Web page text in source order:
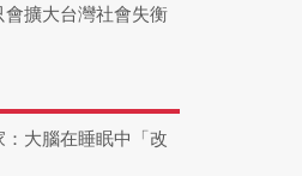
擴大台灣社會失衡
大腦在睡眠中「改